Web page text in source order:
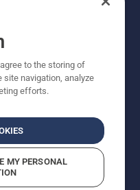
права запазени.
to the storing of
site navigation, analyze
efforts.
MY PERSONAL